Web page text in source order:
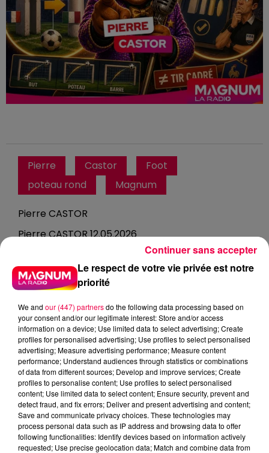
Pierre Castor
Foot
poteau rond
Magnum
Pierre CASTOR
Pierre CASTOR 12.05.2026
0:00 2 min 53 sec
12 mai 2026 - 2 min 53 sec
POURQUOI LES POTEAUX DE FOOT SONT
RONDS ?
Pierre CASTOR 12.05.2026 : Pourquoi les poteaux de
foot sont ronds ?
À l’origine, ils étaient carrés, ce qui a joué un bien vilain
Le respect de votre vie privée est notre
priorité
We and our (447) partnersdo the following data processing based on
your consent and/or our legitimate interest: Store and/or access
information on a device; Use limited data to select advertising; Create
profiles for personalised advertising; Use profiles to select personalised
advertising; Measure advertising performance; Measure content
performance; Understand audiences through statistics or combinations
of data from different sources; Develop and improve services; Create
profiles to personalise content; Use profiles to select personalised
content; Use limited data to select content; Ensure security, prevent and
detect fraud, and fix errors; Deliver and present advertising and content;
Save and communicate privacy choices. These technologies may
process personal data such as IP address and browsing data to offer
following functionalities: Identify devices based on information actively
requested; Use precise geolocation data; Match and combine data from
Continuer sans accepter